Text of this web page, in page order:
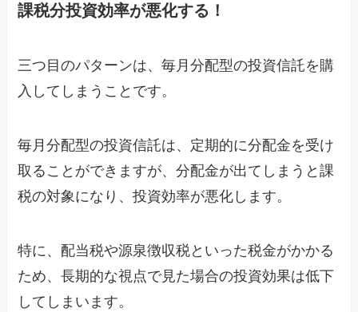
課税分投資効率が悪化する！
三つ目のパターンは、毎月分配型の投資信託を購
入してしまうことです。
毎月分配型の投資信託は、定期的に分配金を受け
取ることができますが、分配金が出てしまうと課
税の対象になり、投資効率が悪化します。
特に、配当税や源泉徴収税といった税金がかかる
ため、長期的な視点で見た場合の投資効果は低下
してしまいます。